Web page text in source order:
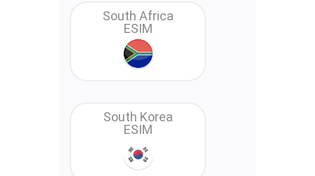
South Africa
ESIM
South Korea
ESIM